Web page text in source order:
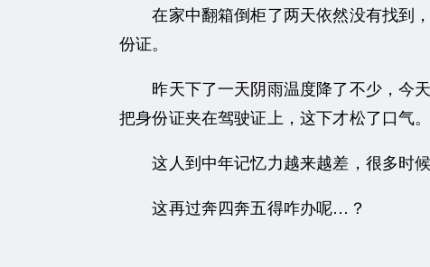
在家中翻箱倒柜了两天依然没有找到，
份证。
昨天下了一天阴雨温度降了不少，今天
把身份证夹在驾驶证上，这下才松了口气。
这人到中年记忆力越来越差，很多时候
这再过奔四奔五得咋办呢…？